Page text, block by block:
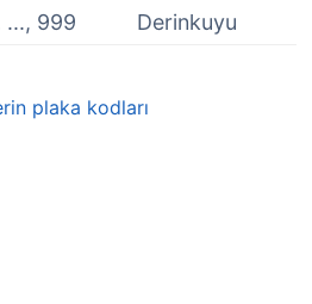
..., 999 Derinkuyu
plaka kodları